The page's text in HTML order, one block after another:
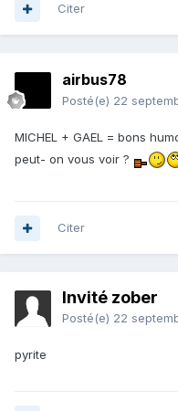
Citer
airbus78
Posté(e) 22
MICHEL + GAEL = bons
peut- on vous voir ?
Citer
Invité zober
Posté(e) 22
pyrite